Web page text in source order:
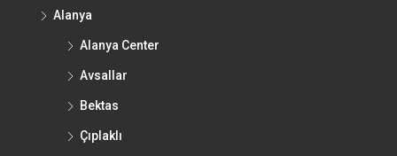
Alanya
Alanya Center
Avsallar
Bektas
Çıplaklı